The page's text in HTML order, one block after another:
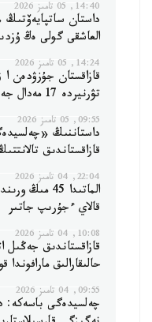
14:40, 05 تامىز 2026
داستان
العاشقى گولى ەڭ
14:24, 05 تامىز 2026
قازاقستان جۇزۋدەن
تۋرنيردە 17 مەدال جەڭىپ الدى
09:55, 05 تامىز 2026
داستاننىڭ
قازاقستاندىق
22:04, 04 تامىز 2026
الماتىدا 45
قالاي ءجۇرىپ جاتىر
10:08, 04 تامىز 2026
قازاقستاندىق جەڭىل
حالىقارالىق
09:55, 04 تامىز 2026
چەلسيدەگى باسەكە: